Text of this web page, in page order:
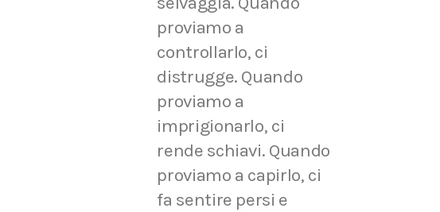
proviamo a
controllarlo, ci
distrugge. Quando
proviamo a
imprigionarlo, ci
rende schiavi. Quando
proviamo a capirlo, ci
fa sentire persi e